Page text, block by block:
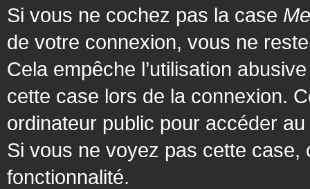
Si vous ne cochez pas la case
de votre connexion, vous ne
Cela empêche l’utilisation
cette case lors de la connexion.
ordinateur public pour accéder
Si vous ne voyez pas cette case,
fonctionnalité.